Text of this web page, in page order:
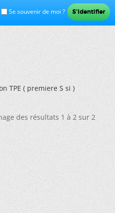
Se souvenir de moi ?
TPE ( premiere S si )
des résultats 1 à 2 sur 2